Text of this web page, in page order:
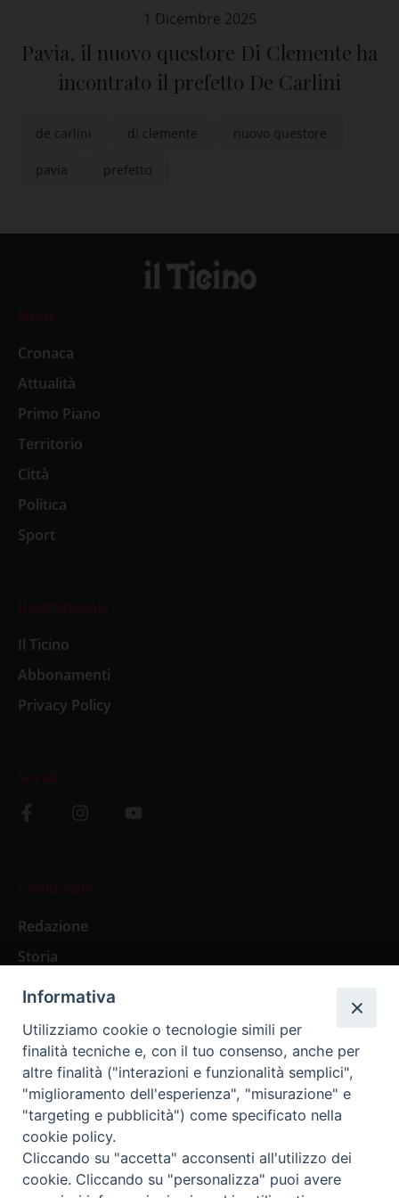
1 Dicembre 2025
Pavia, il nuovo questore Di Clemente ha
incontrato il prefetto De Carlini
de carlini di clemente nuovo questore
pavia prefetto
News
Cronaca
Attualità
Primo Piano
Territorio
Città
Politica
Sport
Il settimanale
Il Ticino
Abbonamenti
Privacy Policy
Social
L’editoriale
Redazione
Storia
Abbonamenti
Abbonamento Annuale Digitale
Abbonamento Annuale Cartaceo
Abbonamento Singola Copia Digitale
Informativa
Utilizziamo cookie o tecnologie simili per
finalità tecniche e, con il tuo consenso, anche per
altre finalità ("interazioni e funzionalità semplici",
"miglioramento dell'esperienza", "misurazione" e
"targeting e pubblicità") come specificato nella
cookie policy.
Cliccando su "accetta" acconsenti all'utilizzo dei
cookie. Cliccando su "personalizza" puoi avere